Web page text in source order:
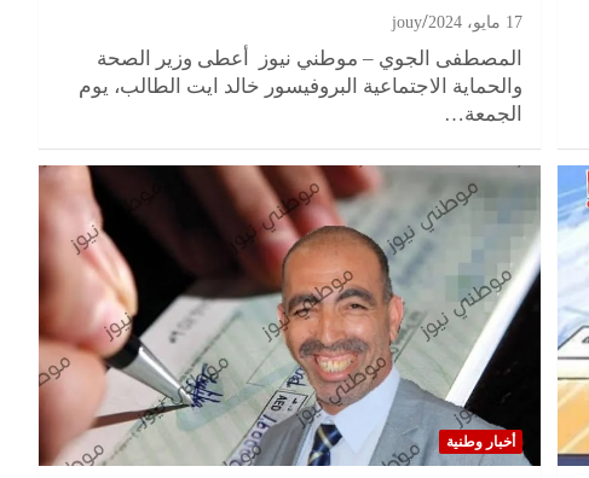
17 مايو، 2024 jouy
المصطفى الجوي – موطني نيوز أعطى وزير الصحة
والحماية الاجتماعية البروفيسور خالد ايت الطالب، يوم
الجمعة…
أخبار وطنية